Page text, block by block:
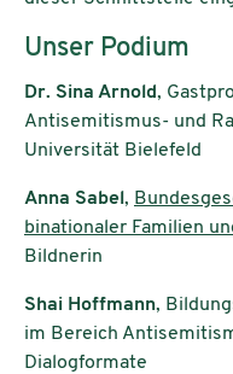
Unser Podium
Dr. Sina Arnold,
Antisemitismus- und
Universität Bielefeld
Anna Sabel ,
binationaler Familien
Bildnerin
Shai Hoffmann,
im Bereich
Dialogformate